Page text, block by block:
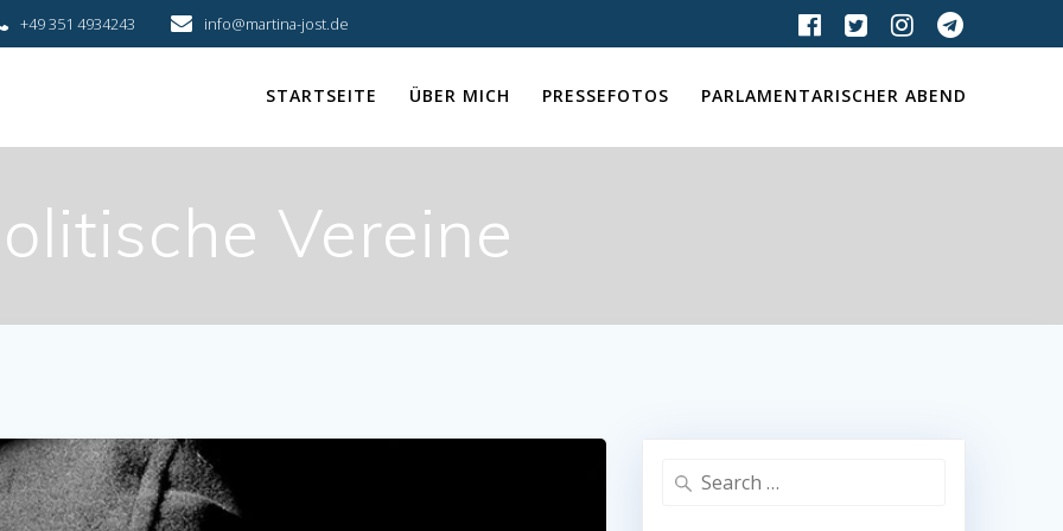
+49 351 4934243 info@martina-jost.de
STARTSEITE ÜBER MICH PRESSEFOTOS PARLAMENTARISCHER ABEND
Vereine
Search